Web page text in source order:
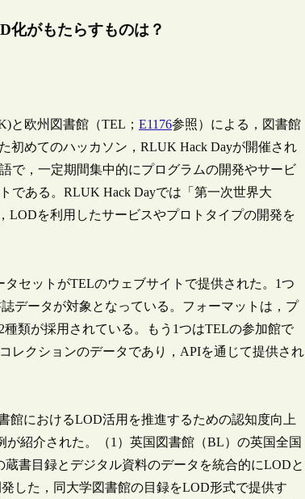
化がもたらすものは？
と欧州図書館（TEL； E1176参照）による，図書館
初めてのハッカソン，RLUK Hack Dayが開催され
で，一定期間集中的にプログラムの開発やサービ
である。RLUK Hack Dayでは「第一次世界大
を利用したサービスやプロトタイプの開発を
セットがTELのウェブサイトで提供された。1つ
データが対象となっている。フォーマットは，プ
類が採用されている。もう1つはTELの参加館で
レクションのデータであり，APIを通じて提供され
におけるLOD活用を推進するための認知度向上
紹介された。（1）英国図書館（BL）の英国全国
書目録とデジタル資料のデータを統合的にLODと
した，同大学図書館の目録をLOD形式で提供す